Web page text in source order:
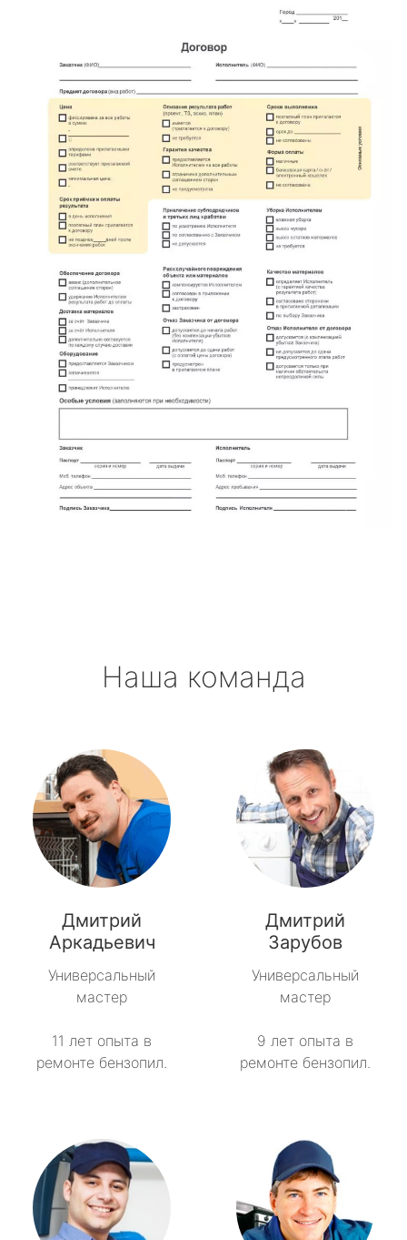
Наша команда
Дмитрий
Аркадьевич
Универсальный
мастер
11 лет опыта в
ремонте бензопил.
Дмитрий
Зарубов
Универсальный
мастер
9 лет опыта в
ремонте бензопил.